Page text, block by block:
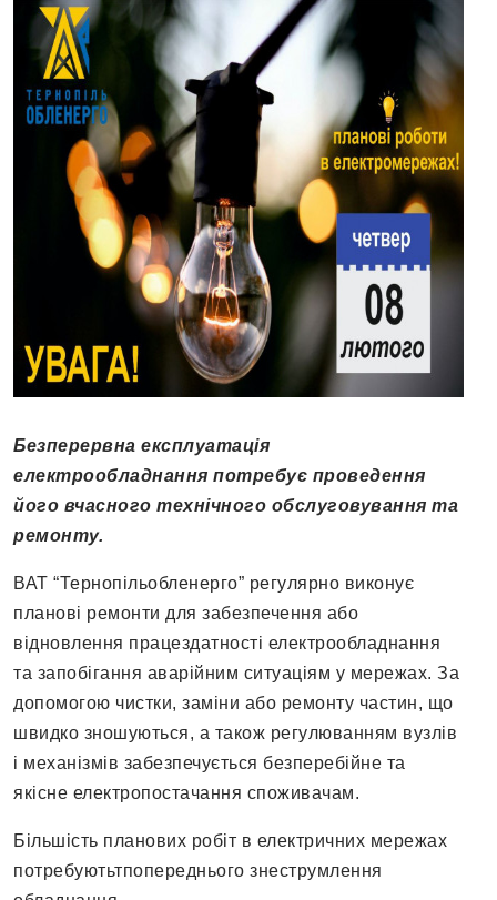
Безперервна експлуатація
електрообладнання потребує проведення
його вчасного технічного обслуговування та
ремонту.
ВАТ “Тернопільобленерго” регулярно виконує
планові ремонти для забезпечення або
відновлення працездатності електрообладнання
та запобігання аварійним ситуаціям у мережах. За
допомогою чистки, заміни або ремонту частин, що
швидко зношуються, а також регулюванням вузлів
і механізмів забезпечується безперебійне та
якісне електропостачання споживачам.
Більшість планових робіт в електричних мережах
потребуютьтпопереднього знеструмлення